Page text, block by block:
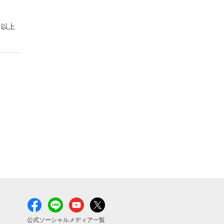
以上
公式ソーシャルメディア一覧